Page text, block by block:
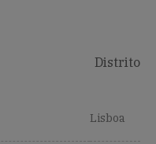
Distrito
Lisboa